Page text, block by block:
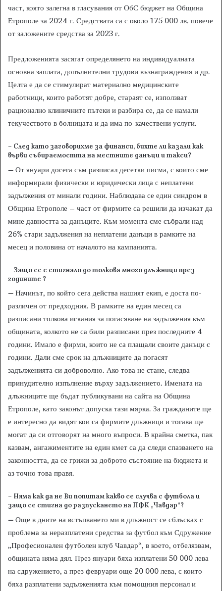
част, която залегна в гласувания от ОбС бюджет на Община
Етрополе за 2024 г. Средствата са с около 175 000 лв. повече
от заложените средства за 2023 г.
Предложенията засягат определянето на индивидуалната
основна заплата, допълнителни трудови възнаграждения и др.
Целта е да се стимулират материално медицинските
работници, които работят добре, стараят се, използват
рационално клиничните пътеки и разбира се, да се намали
текучеството в болницата и да има по-качествени услуги.
– След като заговорихме за финанси, бихте ли казали как
върви събираемостта на местните данъци и такси?
– От януари досега съм разписал десетки писма, с които сме
информирали физически и юридически лица с неплатени
задължения от минали години. Наблюдава се един синдром в
Община Етрополе – част от фирмите са решили да изчакат да
мине давността за данъците. Към момента сме събрали над
26% стари задължения на неплатени данъци в рамките на
месец и половина от началото на кампанията.
– Защо се е стигнало до толкова много длъжници през
годините ?
– Начинът, по който сега действа нашият екип, е доста по-
различен от предходния. В рамките на един месец са
разписани толкова искания за погасяване на задължения към
общината, колкото не са били разписани през последните 4
години. Имало е фирми, които не са плащали своите данъци с
години. Дали сме срок на длъжниците да погасят
задълженията си доброволно. Ако това не стане, следва
принудително изпълнение върху задължението. Имената на
длъжниците ще бъдат публикувани на сайта на Община
Етрополе, като законът допуска тази мярка. За гражданите ще
е интересно да видят кои са фирмите длъжници и тогава ще
могат да си отговорят на много въпроси. В крайна сметка, пак
казвам, ангажиментите на един кмет са да следи спазването на
законността, да се грижи за доброто състояние на бюджета и
аз точно това правя.
– Няма как да не Ви попитам какво се случва с футбола и
защо се стигна до разпускането на ПФК „Чавдар“?
– Още в дните на встъпването ми в длъжност се сблъсках с
проблема за неразплатени средства за футбол към Сдружение
„Професионален футболен клуб Чавдар“, в което, отбелязвам,
общината няма дял. През януари бяха изплатени 50 000 лева
на сдружението, а през февруари още 20 000 лева, с които
бяха разплатени задълженията към помощния персонал и